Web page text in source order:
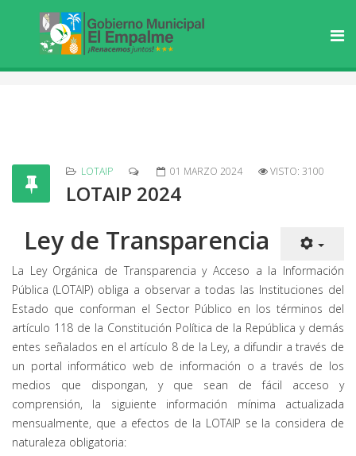
LOTAIP 01 MARZO 2024 VISTO: 3100
LOTAIP 2024
Ley de Transparencia
La Ley Orgánica de Transparencia y Acceso a la Información
Pública (LOTAIP) obliga a observar a todas las Instituciones del
Estado que conforman el Sector Público en los términos del
artículo 118 de la Constitución Política de la República y demás
entes señalados en el artículo 8 de la Ley, a difundir a través de
un portal informático web de información o a través de los
medios que dispongan, y que sean de fácil acceso y
comprensión, la siguiente información mínima actualizada
mensualmente, que a efectos de la LOTAIP se la considera de
naturaleza obligatoria: